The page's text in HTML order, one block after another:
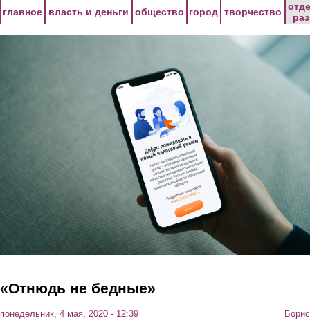
главное власть и деньги общество город творчество
«Отнюдь не бедные»
понедельник, 4 мая, 2020 - 12:39